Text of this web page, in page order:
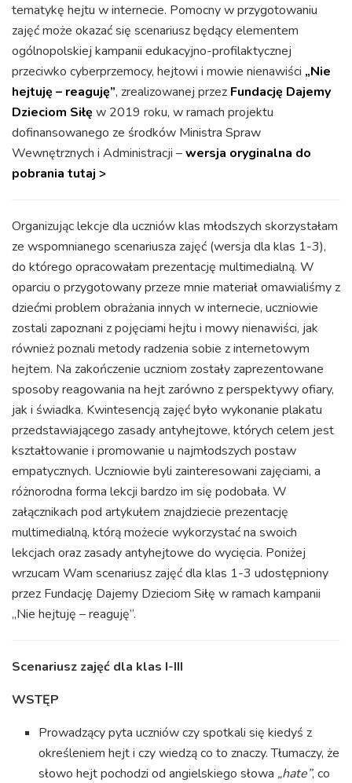
tematykę hejtu w internecie. Pomocny w przygotowaniu
zajęć może okazać się scenariusz będący elementem
ogólnopolskiej kampanii edukacyjno-profilaktycznej
przeciwko cyberprzemocy, hejtowi i mowie nienawiści „Nie
hejtuję – reaguję”, zrealizowanej przez Fundację Dajemy
Dzieciom Siłę w 2019 roku, w ramach projektu
dofinansowanego ze środków Ministra Spraw
Wewnętrznych i Administracji –wersja oryginalna do
pobrania tutaj >
Organizując lekcje dla uczniów klas młodszych skorzystałam
ze wspomnianego scenariusza zajęć (wersja dla klas 1-3),
do którego opracowałam prezentację multimedialną. W
oparciu o przygotowany przeze mnie materiał omawialiśmy z
dziećmi problem obrażania innych w internecie, uczniowie
zostali zapoznani z pojęciami hejtu i mowy nienawiści, jak
również poznali metody radzenia sobie z internetowym
hejtem. Na zakończenie uczniom zostały zaprezentowane
sposoby reagowania na hejt zarówno z perspektywy ofiary,
jak i świadka. Kwintesencją zajęć było wykonanie plakatu
przedstawiającego zasady antyhejtowe, których celem jest
kształtowanie i promowanie u najmłodszych postaw
empatycznych. Uczniowie byli zainteresowani zajęciami, a
różnorodna forma lekcji bardzo im się podobała. W
załącznikach pod artykułem znajdziecie prezentację
multimedialną, którą możecie wykorzystać na swoich
lekcjach oraz zasady antyhejtowe do wycięcia. Poniżej
wrzucam Wam scenariusz zajęć dla klas 1-3 udostępniony
przez Fundację Dajemy Dzieciom Siłę w ramach kampanii
„Nie hejtuję – reaguję”.
Scenariusz zajęć dla klas I-III
WSTĘP
Prowadzący pyta uczniów czy spotkali się kiedyś z
określeniem hejt i czy wiedzą co to znaczy. Tłumaczy, że
słowo hejt pochodzi od angielskiego słowa „hate”, co